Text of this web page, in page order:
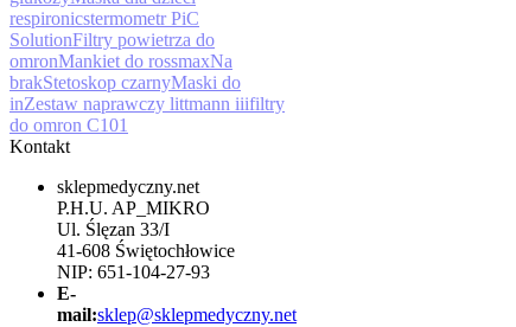
respironicstermometr PiC
SolutionFiltry powietrza do
omronMankiet do rossmaxNa
brakStetoskop czarnyMaski do
inZestaw naprawczy littmann iiifiltry
do omron C101
Kontakt
sklepmedyczny.net
P.H.U. AP_MIKRO
Ul. Ślęzan 33/I
41-608 Świętochłowice
NIP: 651-104-27-93
E-
mail:sklep@sklepmedyczny.net